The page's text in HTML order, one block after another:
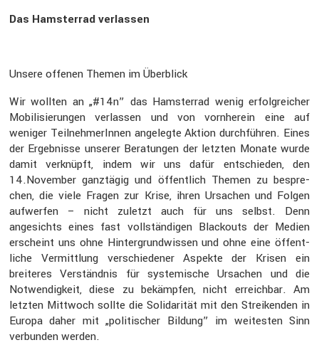
Das Hamsterrad verlassen
Unsere offenen Themen im Überblick
Wir wollten an „#14n” das Hamsterrad wenig erfolg­rei­cher
Mobili­sie­rungen verlassen und von vornherein eine auf
weniger Teilneh­me­rInnen angelegte Aktion durch­führen. Eines
der Ergeb­nisse unserer Beratungen der letzten Monate wurde
damit verknüpft, indem wir uns dafür entschieden, den
14.November ganztägig und öffent­lich Themen zu bespre­
chen, die viele Fragen zur Krise, ihren Ursachen und Folgen
aufwerfen – nicht zuletzt auch für uns selbst. Denn
angesichts eines fast vollstän­digen Black­outs der Medien
erscheint uns ohne Hinter­grund­wissen und ohne eine öffent­
liche Vermitt­lung verschie­dener Aspekte der Krisen ein
breiteres Verständnis für syste­mi­sche Ursachen und die
Notwen­dig­keit, diese zu bekämpfen, nicht erreichbar. Am
letzten Mittwoch sollte die Solida­rität mit den Strei­kenden in
Europa daher mit „politi­scher Bildung” im weitesten Sinn
verbunden werden.